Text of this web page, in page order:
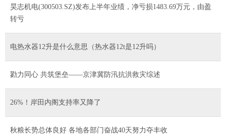
昊志机电(300503.SZ)发布上半年业绩，净亏损1483.69万元，由盈
转亏
电热水器12升是什么意思（热水器12t是12升吗）
勠力同心 共筑堡垒——京津冀防汛抗洪救灾综述
26%！岸田内阁支持率又降了
秋粮长势总体良好 各地各部门奋战40天努力夺丰收